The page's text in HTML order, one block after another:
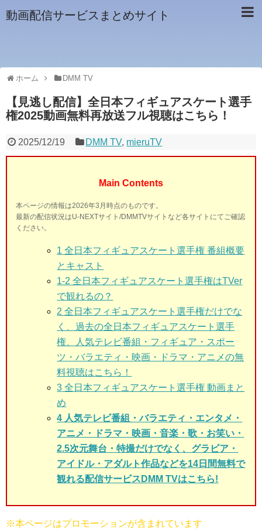
動画配信サービスまとめサイト
ホーム DMM TV
【見逃し配信】全日本フィギュアスケート選手
権2025動画無料再放送フル視聴はこちら！
2025/12/19 DMM TV, mieruTV
Main Contents
本ページの情報は2026年3月時点のものです。
最新の配信状況はU-NEXTサイト/DMMTVサイトなど各サイトにてご確認
ください。
1 全日本フィギュアスケート選手権 番組概要
とキャスト
1-2 全日本フィギュアスケート選手権はTVer
で観れるの？
2 全日本フィギュアスケート選手権だけでな
く、過去の全日本フィギュアスケート選手
権、人気テレビ番組・フィギュア・スポー
ツ・バラエティ・映画・ドラマ・アニメの無
料視聴はこちら！
3 全日本フィギュアスケート選手権 動画まと
め
4 人気テレビ番組・バラエティ・エンタメ・
アニメ・ドラマ・映画・音楽・歌・お笑い・
2.5次元舞台・特撮だけでなく、グラビア・
アイドル・アダルト作品などを14日間無料で
観れる配信サービスDMM TVはこちら!
※本ページはプロモーションが含まれています